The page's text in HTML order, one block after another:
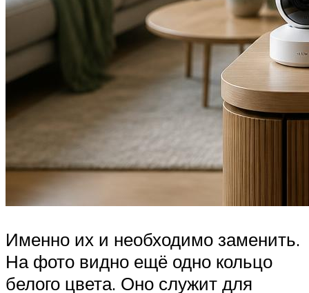
Именно их и необходимо заменить.
На фото видно ещё одно кольцо
белого цвета. Оно служит для